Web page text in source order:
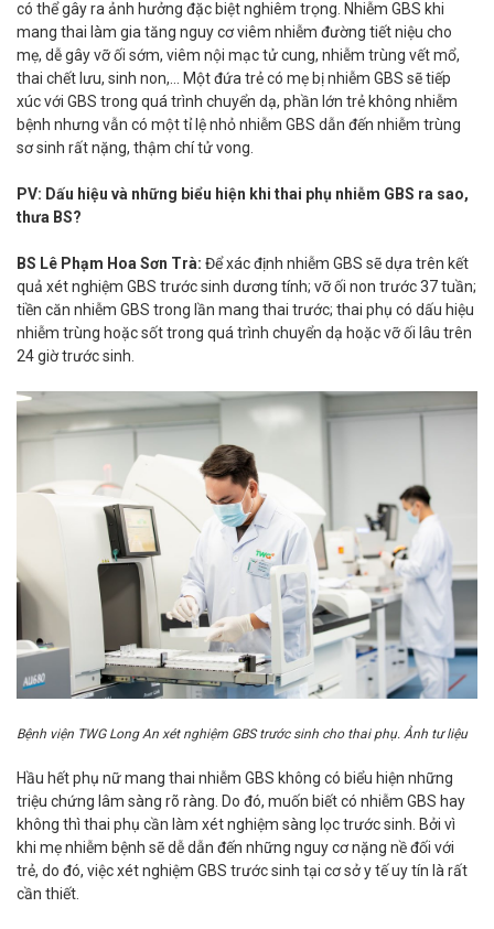
có thể gây ra ảnh hưởng đặc biệt nghiêm trọng. Nhiễm GBS khi
mang thai làm gia tăng nguy cơ viêm nhiễm đường tiết niệu cho
mẹ, dễ gây vỡ ối sớm, viêm nội mạc tử cung, nhiễm trùng vết mổ,
thai chết lưu, sinh non,… Một đứa trẻ có mẹ bị nhiễm GBS sẽ tiếp
xúc với GBS trong quá trình chuyển dạ, phần lớn trẻ không nhiễm
bệnh nhưng vẫn có một tỉ lệ nhỏ nhiễm GBS dẫn đến nhiễm trùng
sơ sinh rất nặng, thậm chí tử vong.
PV: Dấu hiệu và những biểu hiện khi thai phụ nhiễm GBS ra sao,
thưa BS?
BS Lê Phạm Hoa Sơn Trà: Để xác định nhiễm GBS sẽ dựa trên kết
quả xét nghiệm GBS trước sinh dương tính; vỡ ối non trước 37 tuần;
tiền căn nhiễm GBS trong lần mang thai trước; thai phụ có dấu hiệu
nhiễm trùng hoặc sốt trong quá trình chuyển dạ hoặc vỡ ối lâu trên
24 giờ trước sinh.
Bệnh viện TWG Long An xét nghiệm GBS trước sinh cho thai phụ. Ảnh tư liệu
Hầu hết phụ nữ mang thai nhiễm GBS không có biểu hiện những
triệu chứng lâm sàng rõ ràng. Do đó, muốn biết có nhiễm GBS hay
không thì thai phụ cần làm xét nghiệm sàng lọc trước sinh. Bởi vì
khi mẹ nhiễm bệnh sẽ dễ dẫn đến những nguy cơ nặng nề đối với
trẻ, do đó, việc xét nghiệm GBS trước sinh tại cơ sở y tế uy tín là rất
cần thiết.